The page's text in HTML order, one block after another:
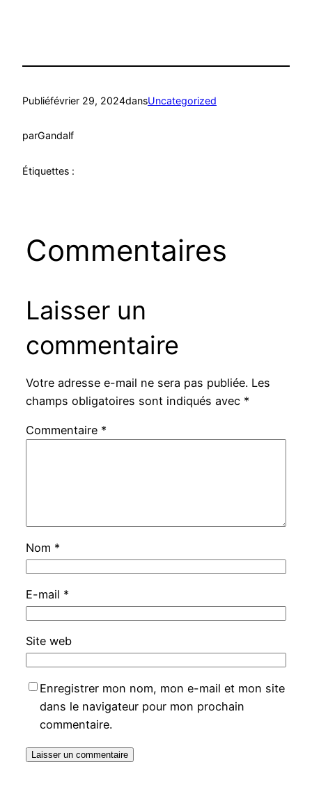
Publiéfévrier 29, 2024dansUncategorized
parGandalf
Étiquettes :
Commentaires
Laisser un
commentaire
Votre adresse e-mail ne sera pas publiée. Les
champs obligatoires sont indiqués avec *
Commentaire *
Nom *
E-mail *
Site web
Enregistrer mon nom, mon e-mail et mon site
dans le navigateur pour mon prochain
commentaire.